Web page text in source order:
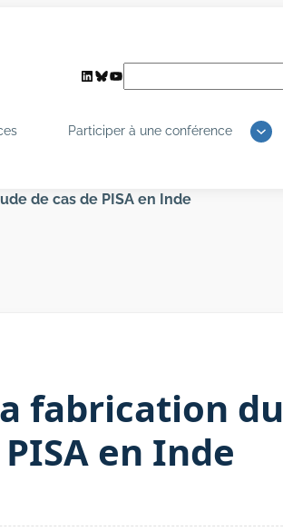
LinkedIn
Bluesky
YouTube
Participer à une conférence
de cas de PISA en Inde
fabrication du
en Inde